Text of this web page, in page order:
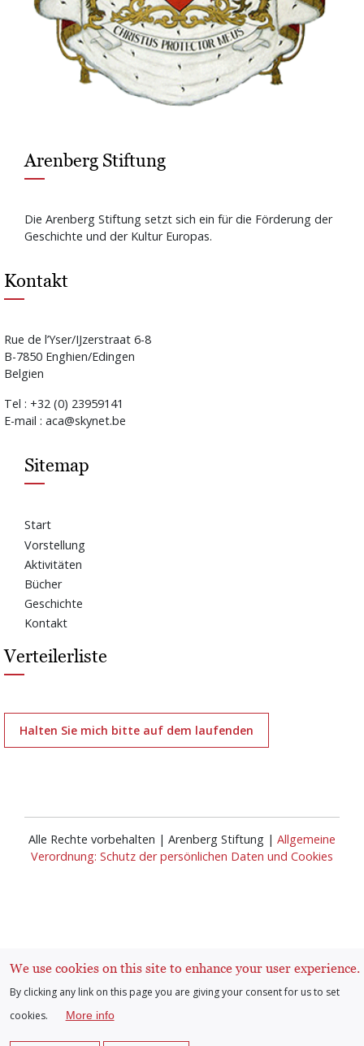
Arenberg Stiftung
Die Arenberg Stiftung setzt sich ein für die Förderung der
Geschichte und der Kultur Europas.
Kontakt
Rue de l’Yser/IJzerstraat 6-8
B-7850 Enghien/Edingen
Belgien
Tel : +32 (0) 23959141
E-mail : aca@skynet.be
Sitemap
Start
Vorstellung
Aktivitäten
Bücher
Geschichte
Kontakt
Verteilerliste
Halten Sie mich bitte auf dem laufenden
Alle Rechte vorbehalten | Arenberg Stiftung | Allgemeine
Verordnung: Schutz der persönlichen Daten und Cookies
User
account
Anmelden
We use cookies on this site to enhance your user experience.
By clicking any link on this page you are giving your consent for us to set
cookies.
More info